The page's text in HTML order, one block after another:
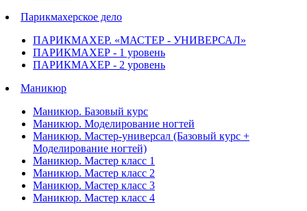
Парикмахерское дело
ПАРИКМАХЕР. «МАСТЕР - УНИВЕРСАЛ»
ПАРИКМАХЕР - 1 уровень
ПАРИКМАХЕР - 2 уровень
Маникюр
Маникюр. Базовый курс
Маникюр. Моделирование ногтей
Маникюр. Мастер-универсал (Базовый курс +
Моделирование ногтей)
Маникюр. Мастер класс 1
Маникюр. Мастер класс 2
Маникюр. Мастер класс 3
Маникюр. Мастер класс 4